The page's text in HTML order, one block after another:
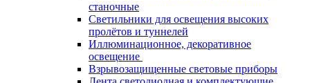
станочные
Светильники для освещения высоких
пролётов и туннелей
Иллюминационное, декоративное
освещение
Взрывозащищенные световые приборы